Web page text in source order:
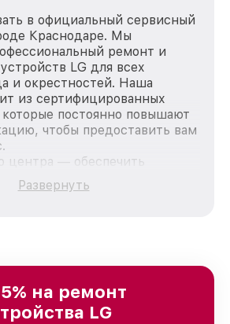
в официальный сервисный
Краснодаре. Мы
ремонт и
LG для всех
и окрестностей. Наша
из сертифицированных
постоянно повышают
чтобы предоставить вам
центра — обеспечить
доступный ремонт для
продукции LG, вне
повышая уровень
наших клиентов.
Развернуть
на ремонт
LG